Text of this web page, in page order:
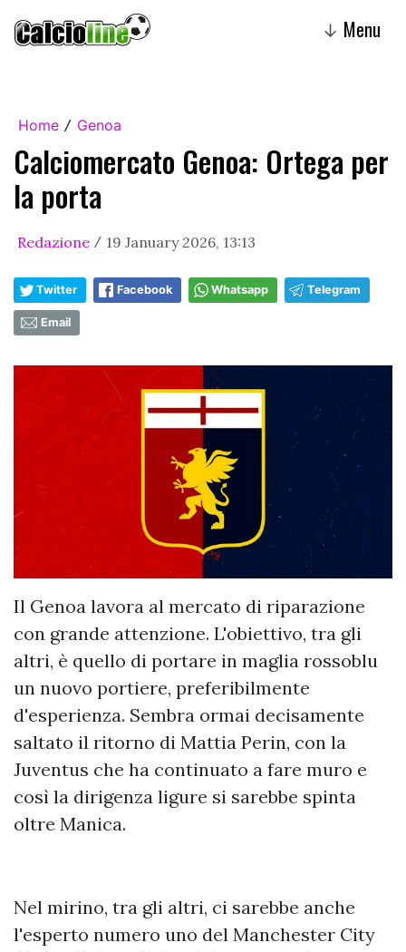
↓ Menu
Home / Genoa
Calciomercato Genoa: Ortega per
la porta
Redazione / 19 January 2026, 13:13
Twitter Facebook Whatsapp Telegram
Email
Il Genoa lavora al mercato di riparazione
con grande attenzione. L'obiettivo, tra gli
altri, è quello di portare in maglia rossoblu
un nuovo portiere, preferibilmente
d'esperienza. Sembra ormai decisamente
saltato il ritorno di Mattia Perin, con la
Juventus che ha continuato a fare muro e
così la dirigenza ligure si sarebbe spinta
oltre Manica.
Nel mirino, tra gli altri, ci sarebbe anche
l'esperto numero uno del Manchester City